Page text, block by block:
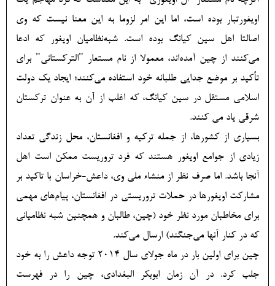
اویغورتبار بوده است، اما این امر لزوما به این معنا نیست که وی
اصالتا اهل سین ​​کیانگ بوده است. شبه‌نظامیان اویغور که ادعا
می‌کنند از چین آمده‌اند، معمولا از نام مستعار "الترکستانی" برای
تأکید بر موضع جدایی طلبانه خود استفاده می‌کنند؛ ایجاد یک دولت
اسلامی مستقل در سین کیانگ، که اغلب از آن به عنوان ترکستان
شرقی یاد می کنند.
بسیاری از کشورها، از جمله ترکیه و افغانستان، محل زندگی تعداد
زیادی از جوامع اویغور هستند که فرد تروریست ممکن است اهل
آنجا باشد. اما صرف نظر از منشاء ملی وی، داعش-خراسان با تاکید بر
مشارکت اویغورها در حملات تروریستی در افغانستان، پیام‌های مهمی
برای مخاطبان مورد نظر خود (چین، طالبان و همچنین شبه نظامیانی
که در کنار آنها می‌جنگند) ارسال می‌کند.
چین برای اولین بار در ماه جولای سال 2014 توجه داعش را به خود
جلب کرد. در آن زمان ابوبکر البغدادی، چین را در فهرست